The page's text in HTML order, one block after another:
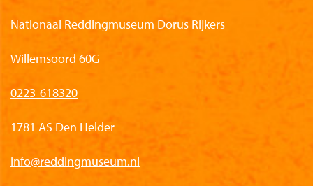
Nationaal Reddingmuseum Dorus Rijkers
Willemsoord 60G
0223-618320
1781 AS Den Helder
info@reddingmuseum.nl